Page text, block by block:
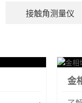
接触角测量仪
金